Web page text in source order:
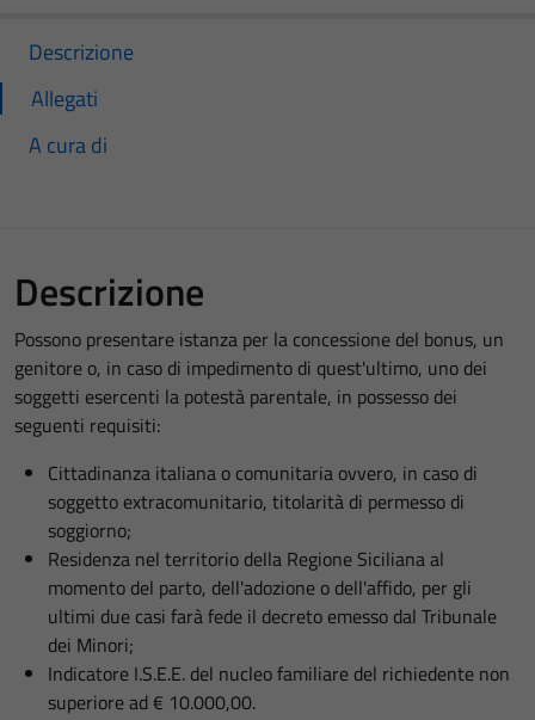
Descrizione
Allegati
A cura di
Descrizione
Possono presentare istanza per la concessione del bonus, un
genitore o, in caso di impedimento di quest'ultimo, uno dei
soggetti esercenti la potestà parentale, in possesso dei
seguenti requisiti:
Cittadinanza italiana o comunitaria ovvero, in caso di
soggetto extracomunitario, titolarità di permesso di
soggiorno;
Residenza nel territorio della Regione Siciliana al
momento del parto, dell'adozione o dell'affido, per gli
ultimi due casi farà fede il decreto emesso dal Tribunale
dei Minori;
Indicatore I.S.E.E. del nucleo familiare del richiedente non
superiore ad € 10.000,00.